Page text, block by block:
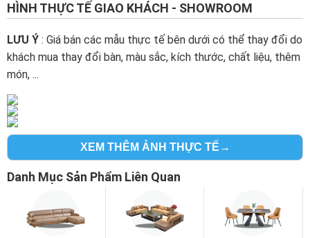
HÌNH THỰC TẾ GIAO KHÁCH - SHOWROOM
LƯU Ý : Giá bán các mẫu thực tế bên dưới có thể thay đổi do
khách mua thay đổi bàn, màu sắc, kích thước, chất liệu, thêm
món, ...
XEM THÊM ẢNH THỰC TẾ→
Danh Mục Sản Phẩm Liên Quan